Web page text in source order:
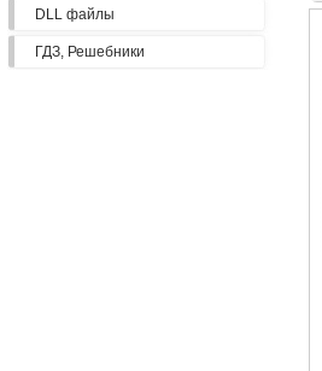
DLL файлы
ГДЗ, Решебники